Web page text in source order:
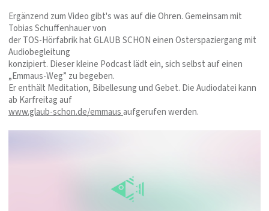
Ergänzend zum Video gibt's was auf die Ohren. Gemeinsam mit
Tobias Schuffenhauer von
der TOS-Hörfabrik hat GLAUB SCHON einen Osterspaziergang mit
Audiobegleitung
konzipiert. Dieser kleine Podcast lädt ein, sich selbst auf einen
„Emmaus-Weg” zu begeben.
Er enthält Meditation, Bibellesung und Gebet. Die Audiodatei kann
ab Karfreitag auf
www.glaub-schon.de/emmaus aufgerufen werden.